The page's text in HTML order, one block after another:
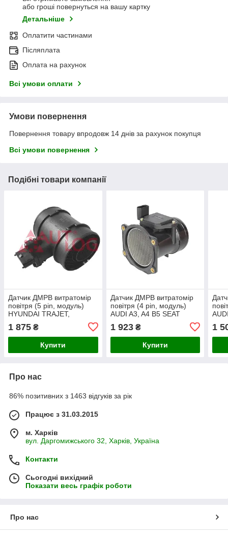
або гроші повернуться на вашу картку
Детальніше
Оплатити частинами
Післяплата
Оплата на рахунок
Всі умови оплати
Умови повернення
Повернення товару впродовж 14 днів за рахунок покупця
Всі умови повернення
Подібні товари компанії
Датчик ДМРВ витратомір
повітря (5 pin, модуль)
HYUNDAI TRAJET,
TUCSON KIA SPORTAGE II
2.0 / 2.0D 04.01- TUCSON,
SPORTAGE II
1 875 ₴
Купити
Датчик ДМРВ витратомір
повітря (4 pin, модуль)
AUDI A3, A4 B5 SEAT
LEON, TOLEDO II SKODA
OCTAVIA I VW BORA,
BORA I, GOLF IV, NEW
1 923₴
Купити
VW
1
Про нас
86% позитивних з 1463 відгуків за рік
Працює з 31.03.2015
м. Харків
вул. Даргомижського 32, Харків, Україна
Контакти
Сьогодні вихідний
Показати весь графік роботи
Про нас